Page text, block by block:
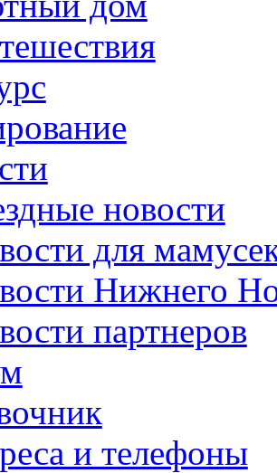
новости
для
Нижнего
партнеров
и телефоны